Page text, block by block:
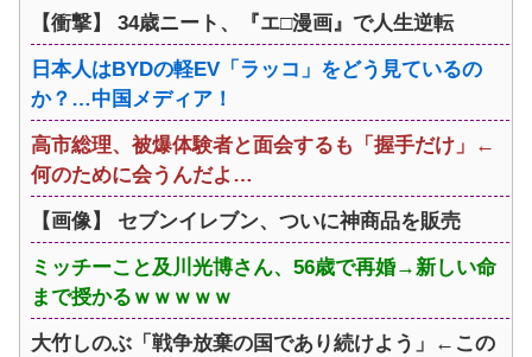
【衝撃】 34歳ニート、『エ□漫画』で人生逆転
日本人はBYDの軽EV「ラッコ」をどう見ているの
か？…中国メディア！
高市総理、被爆体験者と面会するも「握手だけ」←
何のために会うんだよ…
【画像】 セブンイレブン、ついに神商品を販売
ミッチーこと及川光博さん、56歳で再婚→新しい命
まで授かるｗｗｗｗｗ
大竹しのぶ「戦争放棄の国であり続けよう」←この